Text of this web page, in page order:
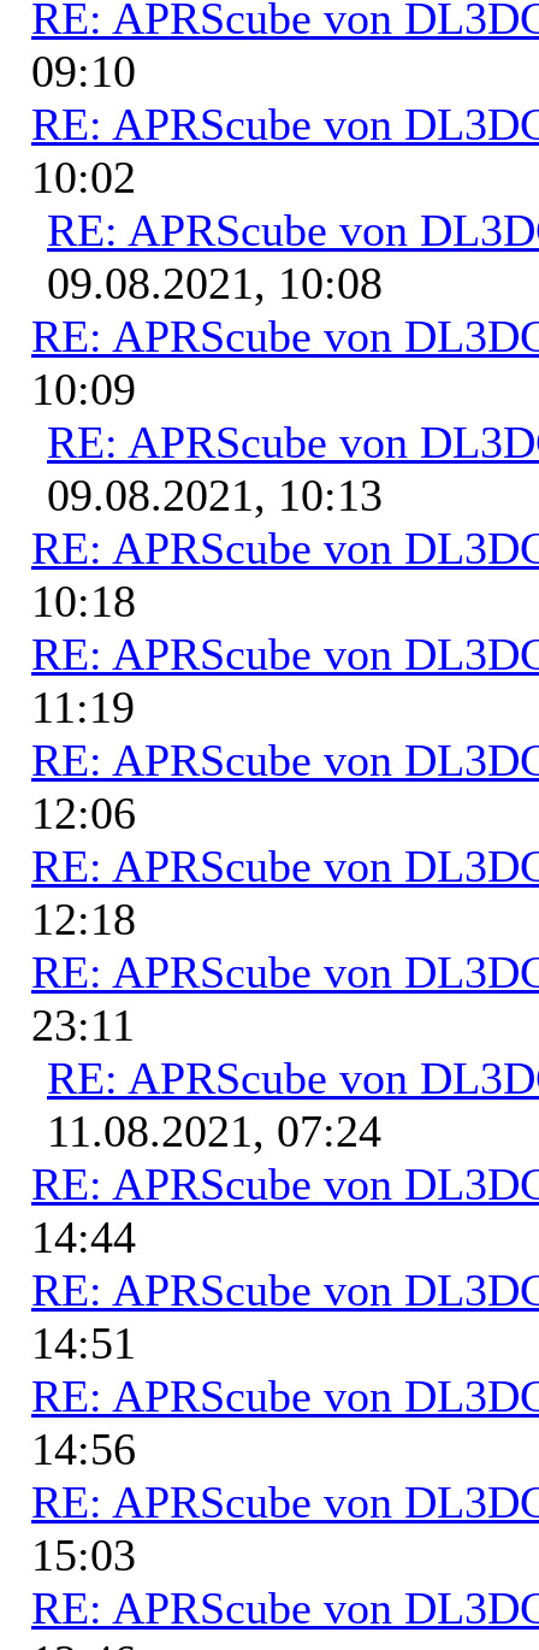
RE: APRScube von
09:10
RE: APRScube von
10:02
RE: APRScube von
09.08.2021, 10:08
RE: APRScube von
10:09
RE: APRScube von
09.08.2021, 10:13
RE: APRScube von
10:18
RE: APRScube von
11:19
RE: APRScube von
12:06
RE: APRScube von
12:18
RE: APRScube von
23:11
RE: APRScube von
11.08.2021, 07:24
RE: APRScube von
14:44
RE: APRScube von
14:51
RE: APRScube von
14:56
RE: APRScube von
15:03
RE: APRScube von